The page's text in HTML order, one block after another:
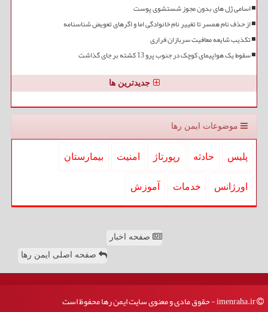
اسامی ژل های بدون مجوز شستشوی پوست
از حذف نام همسر تا تغییر نام خانوادگی اما و اگرهای تعویض شناسنامه
تکذیب شایعه معافیت سربازان فراری
سقوط یک هواپیمای کوچک در جنوب پرو 13 کشته بر جای گذاشت
جدیدترین ها
موضوعات ایمن رها
پلیس حادثه رپورتاژ امنیت بیمارستان
اورژانس خدمات آموزش
صفحه اخبار
صفحه اصلی ایمن رها